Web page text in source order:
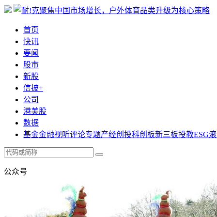
首页
快讯
要闻
股市
新股
信披+
公司
港美股
数据
基金金融视听评论专题产经创投科创板新三板投教ESG
公众号